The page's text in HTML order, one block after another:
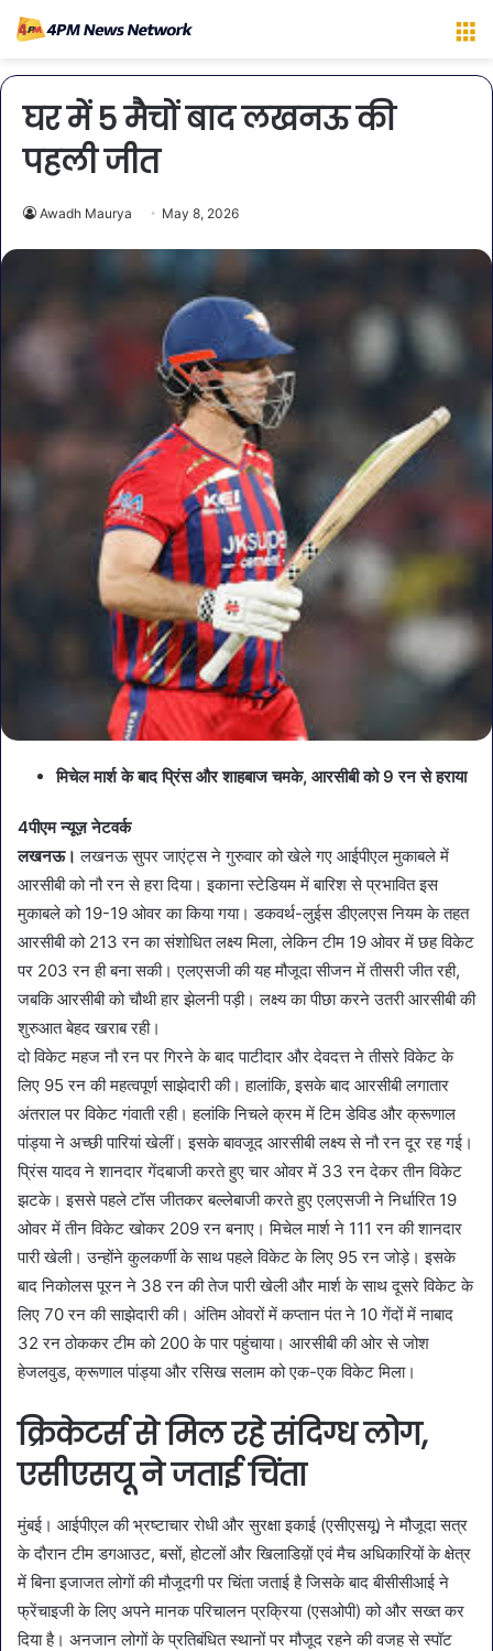
घर में 5 मैचों बाद लखनऊ की
पहली जीत
Awadh Maurya May 8, 2026
मिचेल मार्श के बाद प्रिंस और शाहबाज चमके, आरसीबी को 9 रन से हराया
4पीएम न्यूज़ नेटवर्क
लखनऊ। लखनऊ सुपर जाएंट्स ने गुरुवार को खेले गए आईपीएल मुकाबले में
आरसीबी को नौ रन से हरा दिया। इकाना स्टेडियम में बारिश से प्रभावित इस
मुकाबले को 19-19 ओवर का किया गया। डकवर्थ-लुईस डीएलएस नियम के तहत
आरसीबी को 213 रन का संशोधित लक्ष्य मिला, लेकिन टीम 19 ओवर में छह विकेट
पर 203 रन ही बना सकी। एलएसजी की यह मौजूदा सीजन में तीसरी जीत रही,
जबकि आरसीबी को चौथी हार झेलनी पड़ी। लक्ष्य का पीछा करने उतरी आरसीबी की
शुरुआत बेहद खराब रही।
दो विकेट महज नौ रन पर गिरने के बाद पाटीदार और देवदत्त ने तीसरे विकेट के
लिए 95 रन की महत्वपूर्ण साझेदारी की। हालांकि, इसके बाद आरसीबी लगातार
अंतराल पर विकेट गंवाती रही। हलांकि निचले क्रम में टिम डेविड और क्रूणाल
पांड्या ने अच्छी पारियां खेलीं। इसके बावजूद आरसीबी लक्ष्य से नौ रन दूर रह गई।
प्रिंस यादव ने शानदार गेंदबाजी करते हुए चार ओवर में 33 रन देकर तीन विकेट
झटके। इससे पहले टॉस जीतकर बल्लेबाजी करते हुए एलएसजी ने निर्धारित 19
ओवर में तीन विकेट खोकर 209 रन बनाए। मिचेल मार्श ने 111 रन की शानदार
पारी खेली। उन्होंने कुलकर्णी के साथ पहले विकेट के लिए 95 रन जोड़े। इसके
बाद निकोलस पूरन ने 38 रन की तेज पारी खेली और मार्श के साथ दूसरे विकेट के
लिए 70 रन की साझेदारी की। अंतिम ओवरों में कप्तान पंत ने 10 गेंदों में नाबाद
32 रन ठोककर टीम को 200 के पार पहुंचाया। आरसीबी की ओर से जोश
हेजलवुड, क्रूणाल पांड्या और रसिख सलाम को एक-एक विकेट मिला।
क्रिकेटर्स से मिल रहे संदिग्ध लोग,
एसीएसयू ने जताई चिंता
मुंबई। आईपीएल की भ्रष्टाचार रोधी और सुरक्षा इकाई (एसीएसयू) ने मौजूदा सत्र
के दौरान टीम डगआउट, बसों, होटलों और खिलाडिय़ों एवं मैच अधिकारियों के क्षेत्र
में बिना इजाजत लोगों की मौजूदगी पर चिंता जताई है जिसके बाद बीसीसीआई ने
फ्रेंचाइजी के लिए अपने मानक परिचालन प्रक्रिया (एसओपी) को और सख्त कर
दिया है। अनजान लोगों के प्रतिबंधित स्थानों पर मौजूद रहने की वजह से स्पॉट